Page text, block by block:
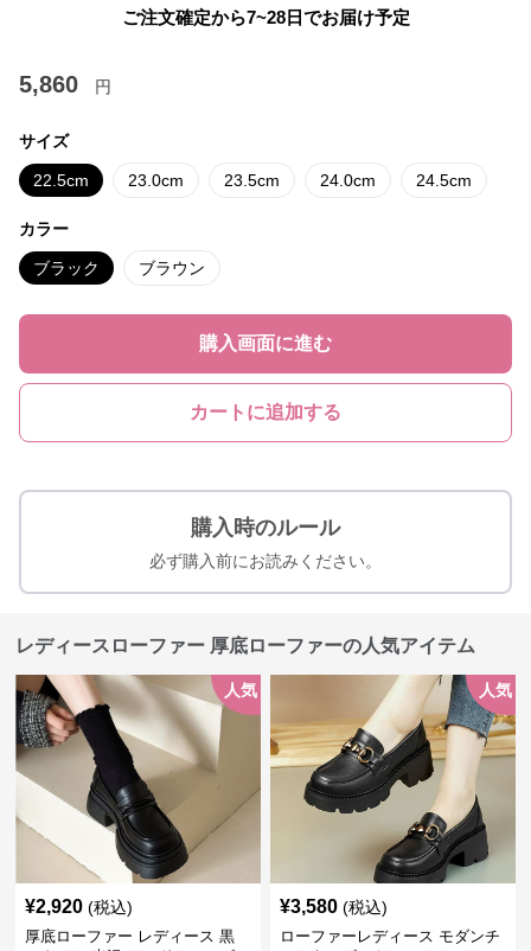
ご注文確定から7~28日でお届け予定
5,860 円
サイズ
22.5cm 23.0cm 23.5cm 24.0cm 24.5cm
カラー
ブラック ブラウン
購入画面に進む
カートに追加する
購入時のルール
必ず購入前にお読みください。
レディースローファー 厚底ローファーの人気アイテム
人気
¥2,920 (税込)
厚底ローファー レディース 黒
人気
¥3,580 (税込)
ローファーレディース モダンチ